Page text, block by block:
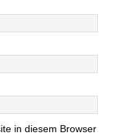
in diesem Browser